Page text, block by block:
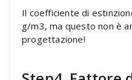
Il coefficiente di
g/m3, ma questo non è
progettazione!